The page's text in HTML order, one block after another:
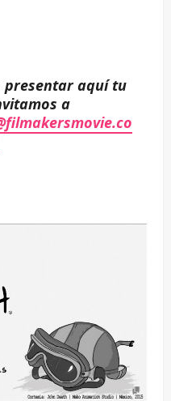
presentar aquí tu
a